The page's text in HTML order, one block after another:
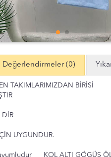
Değerlendirmeler (0)
TAKIMLARIMIZDAN BİRİSİ
DİR
UYGUNDUR.
KOL ALTI GÖGÜS